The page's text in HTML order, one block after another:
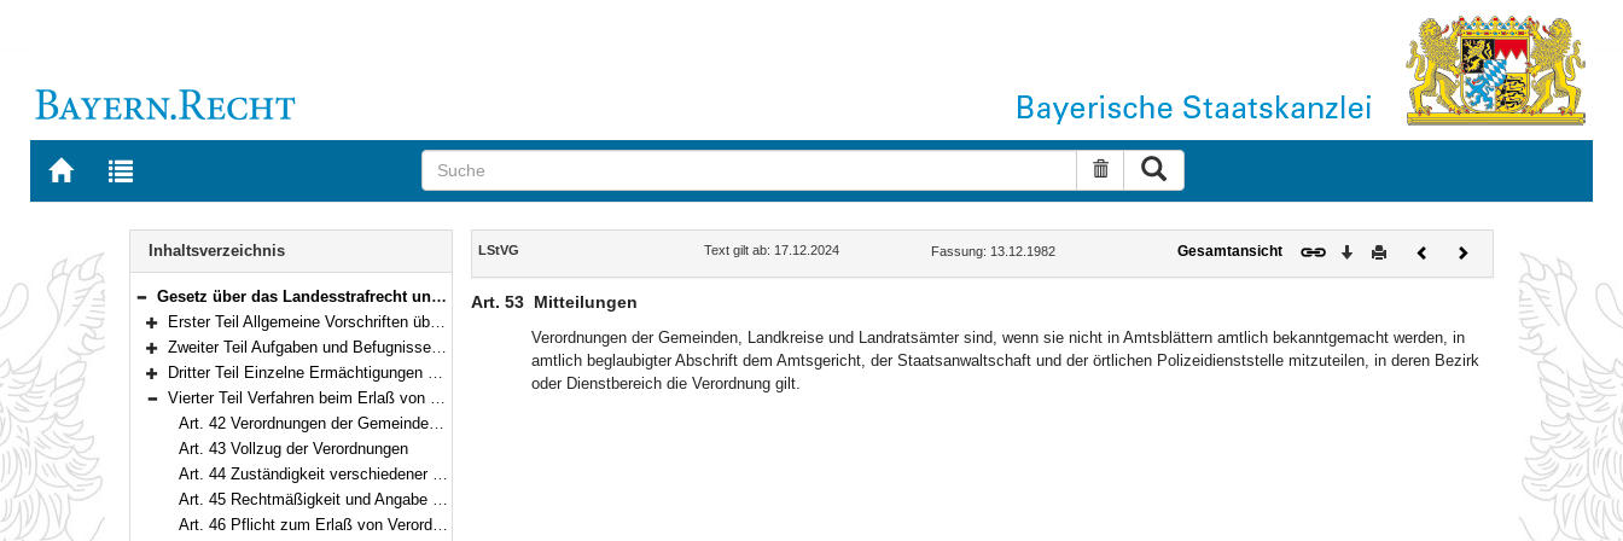
Zur
BAYERN.RECHT
Zur
letzten
Suche zurücksetzen
Navigation
Inhaltsverzeichnis
Bereich reduzieren
Gesetz über das Landesstrafrecht und das Verordnungsrecht auf dem Gebiet der öffentlichen Sicherheit und Ordnung (Landesstraf- und Verordnungsgesetz – LStVG) in der Fassung der Bekanntmachung vom 13. Dezember 1982 (BayRS II S. 241) BayRS 2011-2-I (Art. 1–62)
Bereich erweitern
Erster Teil Allgemeine Vorschriften über Straftaten und Ordnungswidrigkeiten (Art. 1–5)
Bereich erweitern
Zweiter Teil Aufgaben und Befugnisse der Sicherheitsbehörden; Entschädigung (Art. 6–11)
Bereich erweitern
Dritter Teil Einzelne Ermächtigungen und Ordnungswidrigkeiten (Art. 12–41)
Bereich reduzieren
Vierter Teil Verfahren beim Erlaß von Verordnungen (Art. 42–53)
Art. 42 Verordnungen der Gemeinden, Landkreise und Bezirke
Art. 43 Vollzug der Verordnungen
Art. 44 Zuständigkeit verschiedener Behörden oder Stellen
Art. 45 Rechtmäßigkeit und Angabe der Rechtsgrundlage
Art. 46 Pflicht zum Erlaß von Verordnungen
Inhalt
LStVG Text gilt ab: 17.12.2024 Fassung: 13.12.1982 Gesamtansicht Download
DruckenVorherigesNächstes
Dokument
Art. 53 Mitteilungen
Verordnungen der Gemeinden, Landkreise und Landratsämter sind, wenn sie nicht in Amtsblättern amtlich bekanntgemacht werden, in
amtlich beglaubigter Abschrift dem Amtsgericht, der Staatsanwaltschaft und der örtlichen Polizeidienststelle mitzuteilen, in deren Bezirk
oder Dienstbereich die Verordnung gilt.